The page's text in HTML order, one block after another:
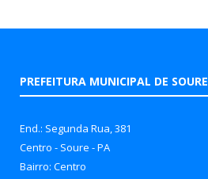
PREFEITURA MUNICIPAL DE SOURE
End.: Segunda Rua, 381
Centro - Soure - PA
Bairro: Centro